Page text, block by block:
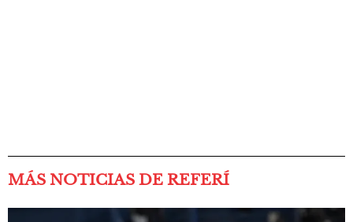
MÁS NOTICIAS DE REFERÍ